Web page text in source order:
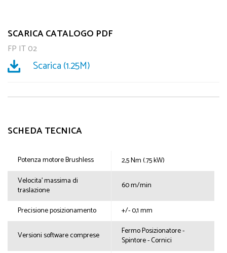
SCARICA CATALOGO PDF
FP IT 02
Scarica (1.25M)
SCHEDA TECNICA
Potenza motore Brushless
2,5 Nm (.75 kW)
Velocita' massima di
traslazione
60 m/min
Precisione posizionamento +/- 0,1 mm
Versioni software comprese
Fermo Posizionatore -
Spintore - Cornici